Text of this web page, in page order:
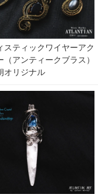
スティックワイヤーアク
（アンティークブラス）
オリジナル